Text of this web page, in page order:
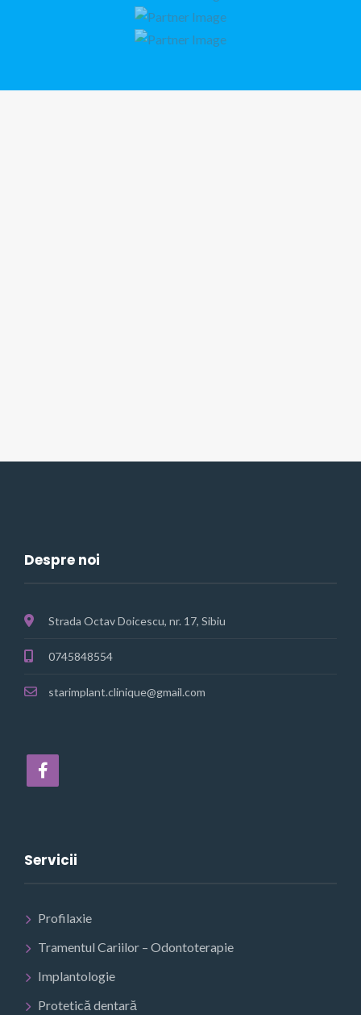
Despre noi
Strada Octav Doicescu, nr. 17, Sibiu
0745848554
starimplant.clinique@gmail.com
Servicii
Profilaxie
Tramentul Cariilor – Odontoterapie
Implantologie
Protetică dentară